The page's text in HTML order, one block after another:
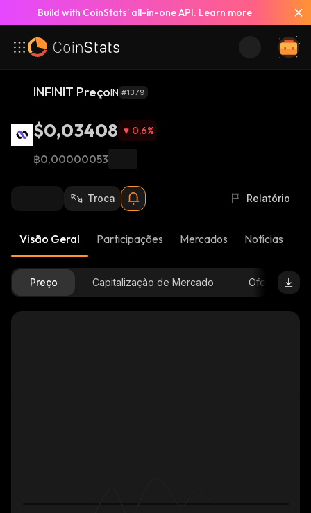
Build with CoinStats’ all-in-one API. Learn more
INFINIT PreçoIN #1379
$0,03408 0,6%
฿0,00000053
Troca Relatório
Visão Geral Participações Mercados Notícias
Preço Capitalização de Mercado Oferta